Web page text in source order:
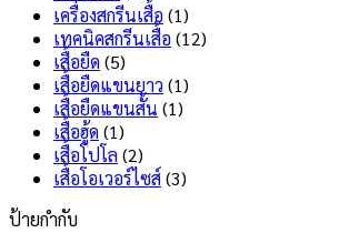
เครื่องสกรีนเสื้อ (1)
เทคนิคสกรีนเสื้อ (12)
เสื้อยืด (5)
เสื้อยืดแขนยาว (1)
เสื้อยืดแขนสั้น (1)
เสื้อฮู้ด (1)
เสื้อโปโล (2)
เสื้อโอเวอร์ไซส์(3)
ป้ายกำกับ